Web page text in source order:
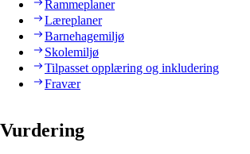
Rammeplaner
Læreplaner
Barnehagemiljø
Skolemiljø
Tilpasset opplæring og inkludering
Fravær
Vurdering